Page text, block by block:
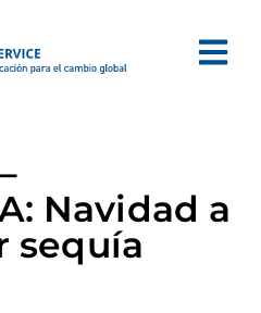
Navidad a
sequía